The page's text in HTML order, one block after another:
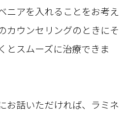
ニアを入れることをお考え
カウンセリングのときにそ
とスムーズに治療できま
お話いただければ、ラミネ